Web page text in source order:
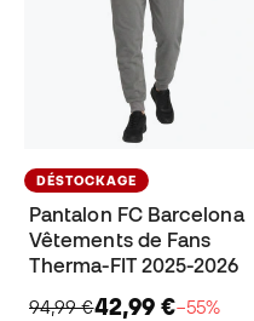
DÉSTOCKAGE
Pantalon FC Barcelona
Vêtements de Fans
Therma-FIT 2025-2026
94,99 €42,99 €−55%